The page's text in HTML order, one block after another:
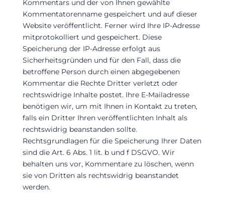
Kommentars und der von Ihnen gewählte
Kommentatorenname gespeichert und auf dieser
Website veröffentlicht. Ferner wird Ihre IP-Adresse
mitprotokolliert und gespeichert. Diese
Speicherung der IP-Adresse erfolgt aus
Sicherheitsgründen und für den Fall, dass die
betroffene Person durch einen abgegebenen
Kommentar die Rechte Dritter verletzt oder
rechtswidrige Inhalte postet. Ihre E-Mailadresse
benötigen wir, um mit Ihnen in Kontakt zu treten,
falls ein Dritter Ihren veröffentlichten Inhalt als
rechtswidrig beanstanden sollte.
Rechtsgrundlagen für die Speicherung Ihrer Daten
sind die Art. 6 Abs. 1 lit. b und f DSGVO. Wir
behalten uns vor, Kommentare zu löschen, wenn
sie von Dritten als rechtswidrig beanstandet
werden.